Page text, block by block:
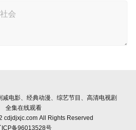
减电影、经典动漫、综艺节目、高清电视剧
全集在线观看
cdjdjxjc.com All Rights Reserved
ICP备96013528号